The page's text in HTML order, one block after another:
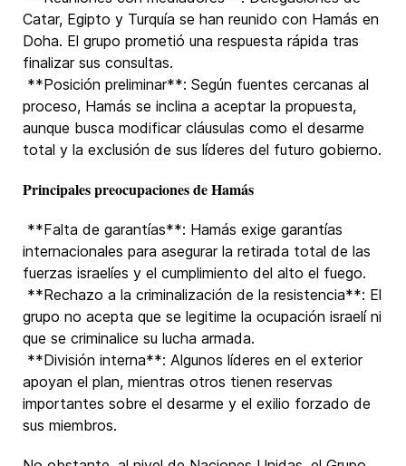
Catar, Egipto y Turquía se han reunido con Hamás en
Doha. El grupo prometió una respuesta rápida tras
finalizar sus consultas.
**Posición preliminar**: Según fuentes cercanas al
proceso, Hamás se inclina a aceptar la propuesta,
aunque busca modificar cláusulas como el desarme
total y la exclusión de sus líderes del futuro gobierno.
Principales preocupaciones de Hamás
**Falta de garantías**: Hamás exige garantías
internacionales para asegurar la retirada total de las
fuerzas israelíes y el cumplimiento del alto el fuego.
**Rechazo a la criminalización de la resistencia**: El
grupo no acepta que se legitime la ocupación israelí ni
que se criminalice su lucha armada.
**División interna**: Algunos líderes en el exterior
apoyan el plan, mientras otros tienen reservas
importantes sobre el desarme y el exilio forzado de
sus miembros.